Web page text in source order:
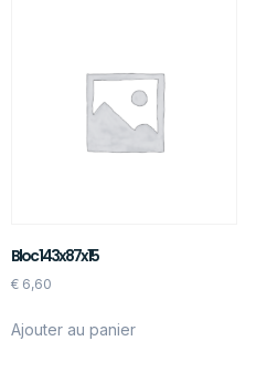
Bloc 143x87x15
€ 6,60
Ajouter au panier